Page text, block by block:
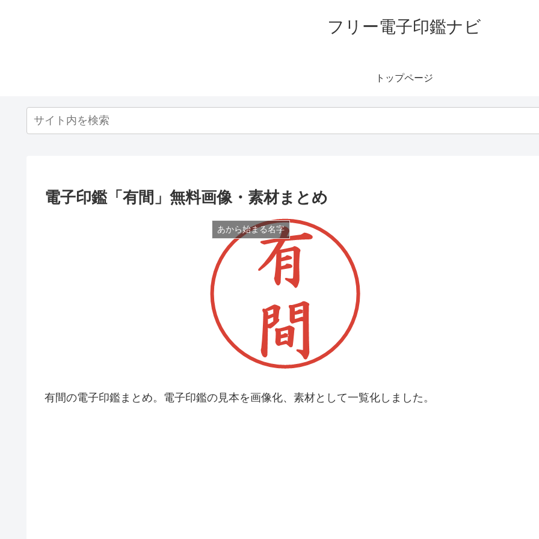
フリー電子印鑑ナビ
トップページ
電子印鑑「有間」無料画像・素材まとめ
あから始まる名字
有間の電子印鑑まとめ。電子印鑑の見本を画像化、素材として一覧化しました。